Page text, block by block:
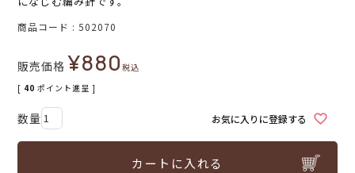
商品コード 502070
販売価格 ¥880税込
[ 40 ポイント進呈 ]
お気に入りに登録する
カートに入れる